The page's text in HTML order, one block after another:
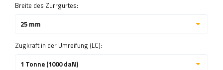
Breite des Zurrgurtes:
25 mm
Zugkraft in der Umreifung (LC):
1 Tonne (1000 daN)